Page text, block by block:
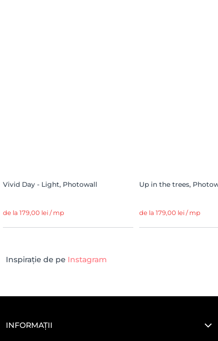
Vivid Day - Light, Photowall
de la 179,00 lei / mp
Up in the trees,
de la 179,00 lei / mp
Inspirație de pe Instagram
INFORMAȚII